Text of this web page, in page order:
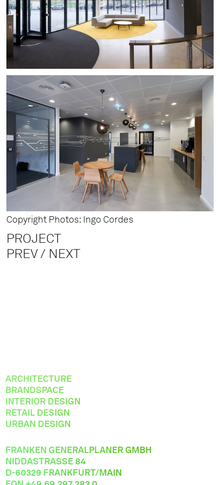
Copyright Photos: Ingo Cordes
PROJECT
PREV / NEXT
ARCHITECTURE
BRANDSPACE
INTERIOR DESIGN
RETAIL DESIGN
URBAN DESIGN
ARCHITECTURE
BRANDSPACE
INTERIOR DESIGN
RETAIL DESIGN
URBAN DESIGN
FRANKEN GENERALPLANER GMBH
NIDDASTRASSE 84
D-60329 FRANKFURT/MAIN
FRANKEN GENERALPLANER GMBH
NIDDASTRASSE 84
D-60329 FRANKFURT/MAIN